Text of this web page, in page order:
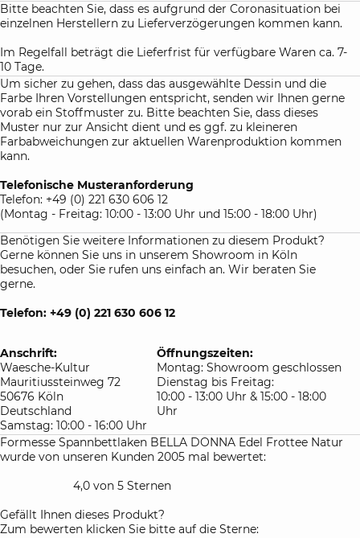
Bitte beachten Sie, dass es aufgrund der Coronasituation bei
einzelnen Herstellern zu Lieferverzögerungen kommen kann.
Im Regelfall beträgt die Lieferfrist für verfügbare Waren ca. 7-
10 Tage.
Um sicher zu gehen, dass das ausgewählte Dessin und die
Farbe Ihren Vorstellungen entspricht, senden wir Ihnen gerne
vorab ein Stoffmuster zu. Bitte beachten Sie, dass dieses
Muster nur zur Ansicht dient und es ggf. zu kleineren
Farbabweichungen zur aktuellen Warenproduktion kommen
kann.
Telefonische Musteranforderung
Telefon: +49 (0) 221 630 606 12
(Montag - Freitag: 10:00 - 13:00 Uhr und 15:00 - 18:00 Uhr)
Benötigen Sie weitere Informationen zu diesem Produkt?
Gerne können Sie uns in unserem Showroom in Köln
besuchen, oder Sie rufen uns einfach an. Wir beraten Sie
gerne.
Telefon: +49 (0) 221 630 606 12
Anschrift:
Waesche-Kultur
Mauritiussteinweg 72
50676 Köln
Deutschland
Öffnungszeiten:
Montag: Showroom geschlossen
Dienstag bis Freitag:
10:00 - 13:00 Uhr & 15:00 - 18:00
Uhr
Samstag: 10:00 - 16:00 Uhr
Formesse Spannbettlaken BELLA DONNA Edel Frottee Natur
wurde von unseren Kunden 2005 mal bewertet:
4,0 von 5 Sternen
Gefällt Ihnen dieses Produkt?
Zum bewerten klicken Sie bitte auf die Sterne: